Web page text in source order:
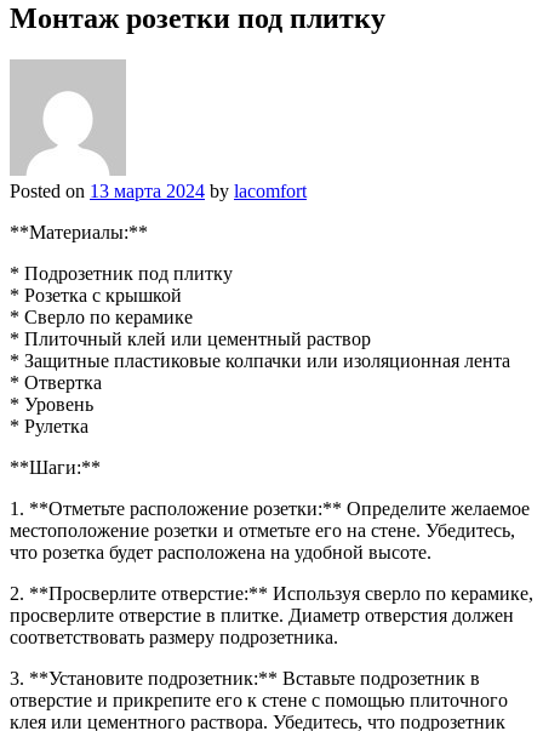
Монтаж розетки под плитку
Posted on 13 марта 2024 by lacomfort
**Материалы:**
* Подрозетник под плитку
* Розетка с крышкой
* Сверло по керамике
* Плиточный клей или цементный раствор
* Защитные пластиковые колпачки или изоляционная лента
* Отвертка
* Уровень
* Рулетка
**Шаги:**
1. **Отметьте расположение розетки:** Определите желаемое
местоположение розетки и отметьте его на стене. Убедитесь,
что розетка будет расположена на удобной высоте.
2. **Просверлите отверстие:** Используя сверло по керамике,
просверлите отверстие в плитке. Диаметр отверстия должен
соответствовать размеру подрозетника.
3. **Установите подрозетник:** Вставьте подрозетник в
отверстие и прикрепите его к стене с помощью плиточного
клея или цементного раствора. Убедитесь, что подрозетник